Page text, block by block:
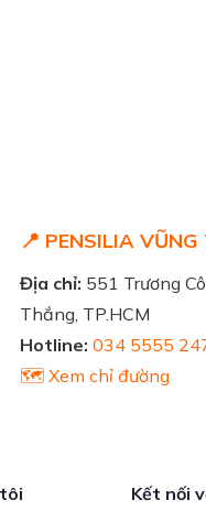
📍 PENSILIA VŨNG
Địa chỉ: 551 Trương
Thắng, TP.HCM
Hotline: 034 5555
🗺️ Xem chỉ đường
Kết nối